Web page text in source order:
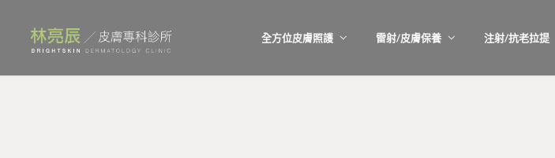
全方位皮膚照護 雷射/皮膚保養 注射/抗老拉提